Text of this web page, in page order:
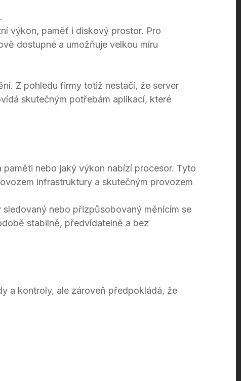
výkon, paměť i diskový prostor. Pro
dostupné a umožňuje velkou míru
Z pohledu firmy totiž nestačí, že server
skutečným potřebám aplikací, které
nebo jaký výkon nabízí procesor. Tyto
infrastruktury a skutečným provozem
nebo přizpůsobovaný měnícím se
stabilně, předvídatelně a bez
a kontroly, ale zároveň předpokládá, že